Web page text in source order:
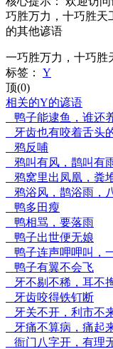
巧胜万力，十巧胜天
的其他谚语
一巧胜万力，十巧胜
标签：
Y
顶(0)
相关的Y的谚语
鸭子能逮鱼，谁还
牙齿也有咬着舌头
鸦反哺
鸦叫有风，鹊叫有
鸦窝里出凤凰，粪
鸦浴风，鹊浴雨，
鸭多田瘦
鸭相骂，要落雨
鸭子出世便无娘
鸭子连声呷呷叫，
鸭子有翼不会飞
牙不剔不稀，耳不
牙齿咬得铁钉断
牙关不开，利市不
牙痛不算病，痛起
衙门八字开，有理